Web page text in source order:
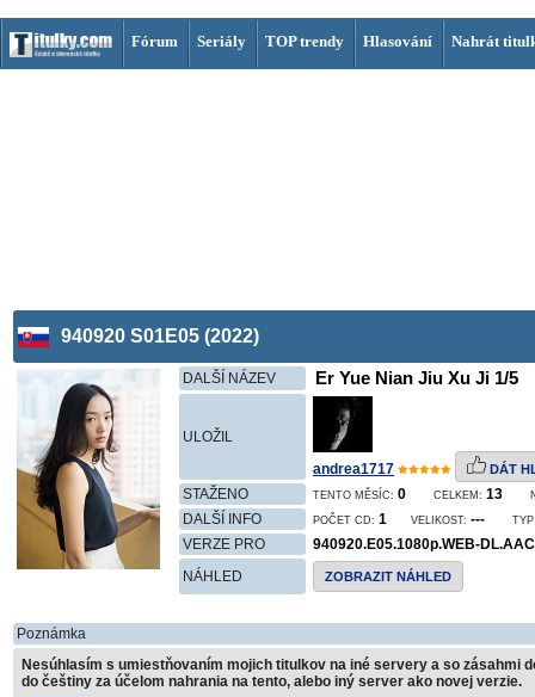
Fórum Seriály TOP trendy Hlasování Nahrát
940920 S01E05 (2022)
DALŠÍ NÁZEV Er Yue Nian Jiu Xu Ji 1/5
ULOŽIL
andrea1717
DÁT
STAŽENO TENTO MĚSÍC: 0 CELKEM: 13
DALŠÍ INFO POČET CD: 1 VELIKOST: ---
VERZE PRO
940920.E05.1080p.WEB-
NÁHLED
ZOBRAZIT NÁHLED
Poznámka
Nesúhlasím s umiestňovaním mojich titulkov na iné servery a so zásahmi
do češtiny za účelom nahrania na tento, alebo iný server ako novej verzie.